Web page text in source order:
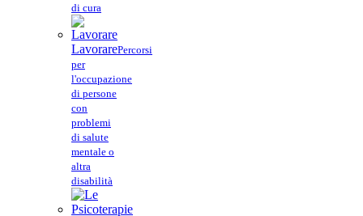
di cura
LavorarePercorsi
per
l'occupazione
di persone
con
problemi
di salute
mentale o
altra
disabilità